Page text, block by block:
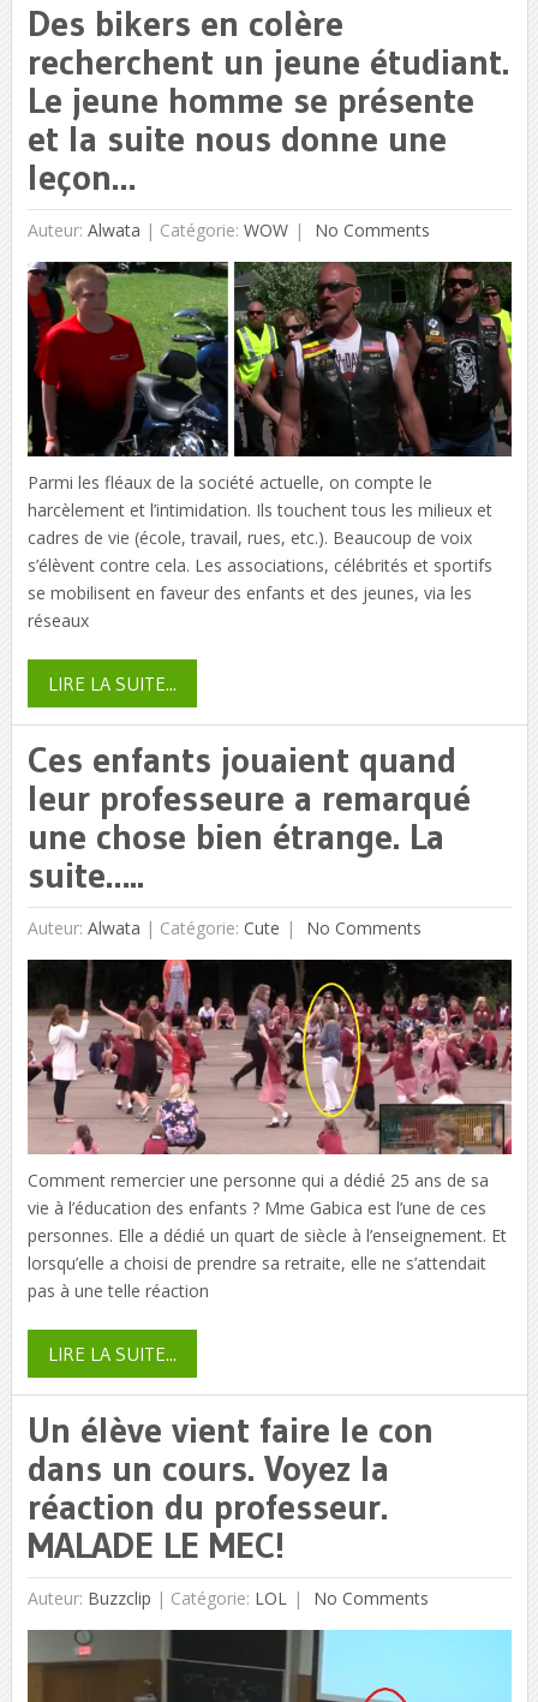
Des bikers en colère
recherchent un jeune étudiant.
Le jeune homme se présente
et la suite nous donne une
leçon…
Auteur: Alwata | Catégorie: WOW No Comments
Parmi les fléaux de la société actuelle, on compte le
harcèlement et l’intimidation. Ils touchent tous les milieux et
cadres de vie (école, travail, rues, etc.). Beaucoup de voix
s’élèvent contre cela. Les associations, célébrités et sportifs
se mobilisent en faveur des enfants et des jeunes, via les
réseaux
LIRE LA SUITE...
Ces enfants jouaient quand
leur professeure a remarqué
une chose bien étrange. La
suite…..
Auteur: Alwata | Catégorie: Cute No Comments
Comment remercier une personne qui a dédié 25 ans de sa
vie à l’éducation des enfants ? Mme Gabica est l’une de ces
personnes. Elle a dédié un quart de siècle à l’enseignement. Et
lorsqu’elle a choisi de prendre sa retraite, elle ne s’attendait
pas à une telle réaction
LIRE LA SUITE...
Un élève vient faire le con
dans un cours. Voyez la
réaction du professeur.
MALADE LE MEC!
Auteur: Buzzclip | Catégorie: LOL No Comments